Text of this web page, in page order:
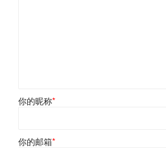
你的昵称*
你的邮箱*